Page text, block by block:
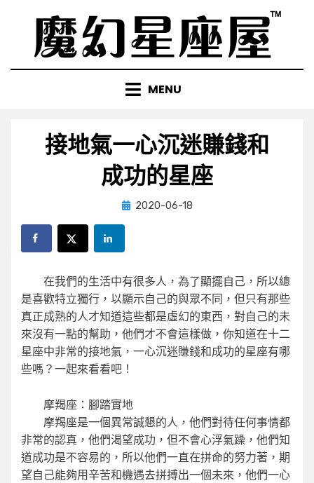
content
MENU
接地氣一心沉迷賺錢和
成功的星座
by小編
Posted
2020-06-18
在我們的生活中有很多人，為了顯擺自己，所以總
是喜歡特立獨行，以顯示自己的與眾不同，但只有那些
真正成熟的人才知道這些都是虛幻的東西，對自己的未
來沒有一點的幫助，他們才不會這樣做，你知道在十二
星座中非常的接地氣，一心沉迷賺錢和成功的星座有哪
些嗎？一起來看看吧！
摩羯座：腳踏實地
摩羯座是一個異常誠懇的人，他們對待任何事情都
非常的認真，他們渴望成功，但不會心浮氣躁，他們知
道成功是不容易的，所以他們一直在拼命的努力著，期
望自己能夠用辛苦和機遇去拼搏出一個未來，他們一心